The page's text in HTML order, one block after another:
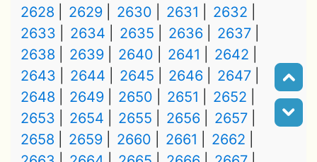
2628
2629 2630 2631
2632
2633
2634 2635 2636
2637
2638
2639 2640 2641
2642
2643
2644 2645 2646
2647
2648
2649 2650 2651
2652
2653
2654 2655 2656
2657
2658
2659 2660 2661
2662